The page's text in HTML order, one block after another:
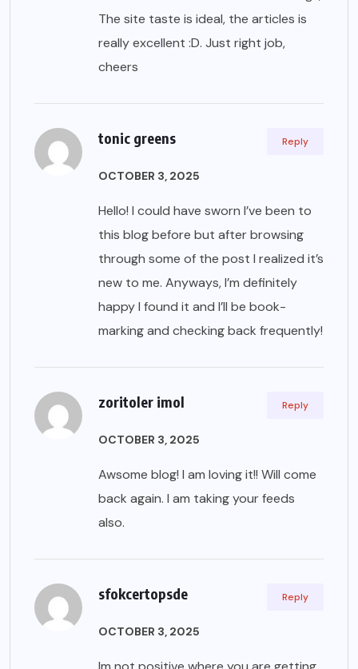
The site taste is ideal, the articles is
really excellent :D. Just right job,
cheers
tonic greens
OCTOBER 3, 2025
Hello! I could have sworn I’ve been to
this blog before but after browsing
through some of the post I realized it’s
new to me. Anyways, I’m definitely
happy I found it and I’ll be book-
marking and checking back frequently!
Reply
zoritoler imol
OCTOBER 3, 2025
Awsome blog! I am loving it!! Will come
back again. I am taking your feeds
also.
Reply
sfokcertopsde
OCTOBER 3, 2025
Reply